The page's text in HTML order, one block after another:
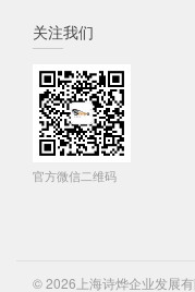
关注我们
官方微信二维码
© 2026上海诗烨企业发展